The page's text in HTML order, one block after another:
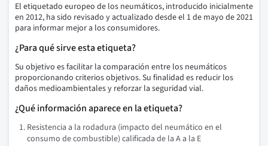
El etiquetado europeo de los neumáticos, introducido inicialmente
en 2012, ha sido revisado y actualizado desde el 1 de mayo de 2021
para informar mejor a los consumidores.
¿Para qué sirve esta etiqueta?
Su objetivo es facilitar la comparación entre los neumáticos
proporcionando criterios objetivos. Su finalidad es reducir los
daños medioambientales y reforzar la seguridad vial.
¿Qué información aparece en la etiqueta?
Resistencia a la rodadura (impacto del neumático en el
consumo de combustible) calificada de la A a la E